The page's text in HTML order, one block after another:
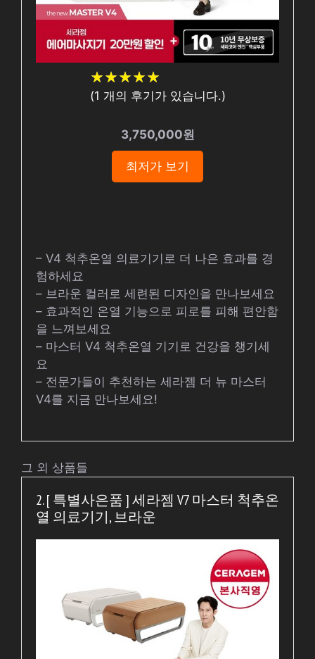
★★★★★
★★★★★
(1 개의 후기가 있습니다.)
3,750,000원
최저가 보기
– V4 척추온열 의료기기로 더 나은 효과를 경
험하세요
– 브라운 컬러로 세련된 디자인을 만나보세요
– 효과적인 온열 기능으로 피로를 피해 편안함
을 느껴보세요
– 마스터 V4 척추온열 기기로 건강을 챙기세
요
– 전문가들이 추천하는 세라젬 더 뉴 마스터
V4를 지금 만나보세요!
그 외 상품들
2. [ 특별사은품 ] 세라젬 V7 마스터 척추온
열 의료기기, 브라운